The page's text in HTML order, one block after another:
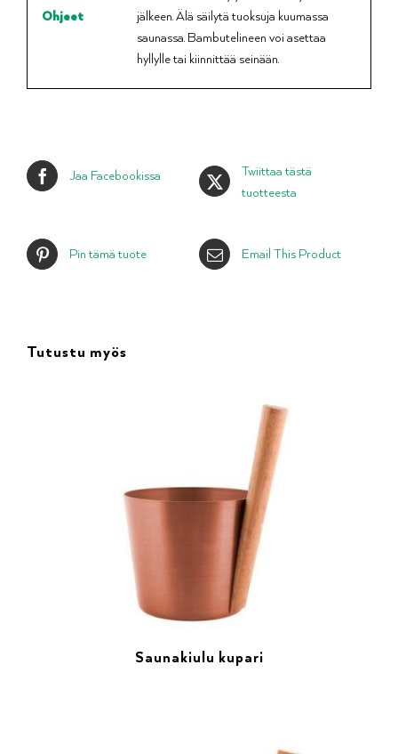
Ohjeet
jälkeen. Älä säilytä tuoksuja kuumassa
saunassa. Bambutelineen voi asettaa
hyllylle tai kiinnittää seinään.
Jaa Facebookissa
Twiittaa tästä
tuotteesta
Pin tämä tuote Email This Product
Tutustu myös
Saunakiulu kupari